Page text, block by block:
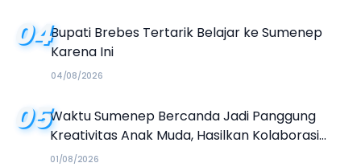
04Bupati Brebes Tertarik Belajar ke Sumenep
Karena Ini
04/08/2026
05Waktu Sumenep Bercanda Jadi Panggung
Kreativitas Anak Muda, Hasilkan Kolaborasi
Industri Kreatif
01/08/2026